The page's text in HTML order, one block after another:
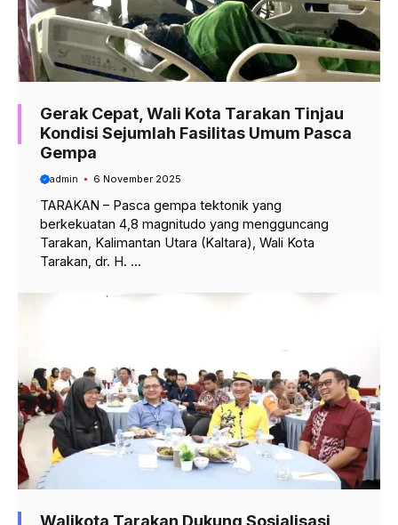
Gerak Cepat, Wali Kota Tarakan Tinjau
Kondisi Sejumlah Fasilitas Umum Pasca
Gempa
admin 6 November 2025
TARAKAN – Pasca gempa tektonik yang
berkekuatan 4,8 magnitudo yang mengguncang
Tarakan, Kalimantan Utara (Kaltara), Wali Kota
Tarakan, dr. H. ...
Walikota Tarakan Dukung Sosialisasi